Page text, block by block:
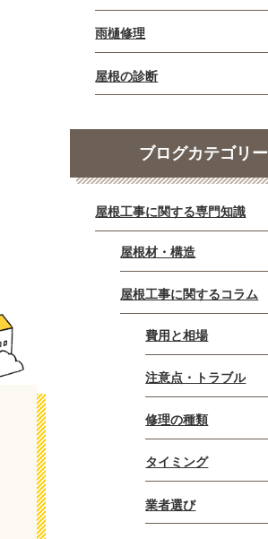
雨樋修理
屋根の診断
ブログカテゴリー
屋根工事に関する専門知識
屋根材・構造
屋根工事に関するコラム
費用と相場
注意点・トラブル
修理の種類
タイミング
業者選び